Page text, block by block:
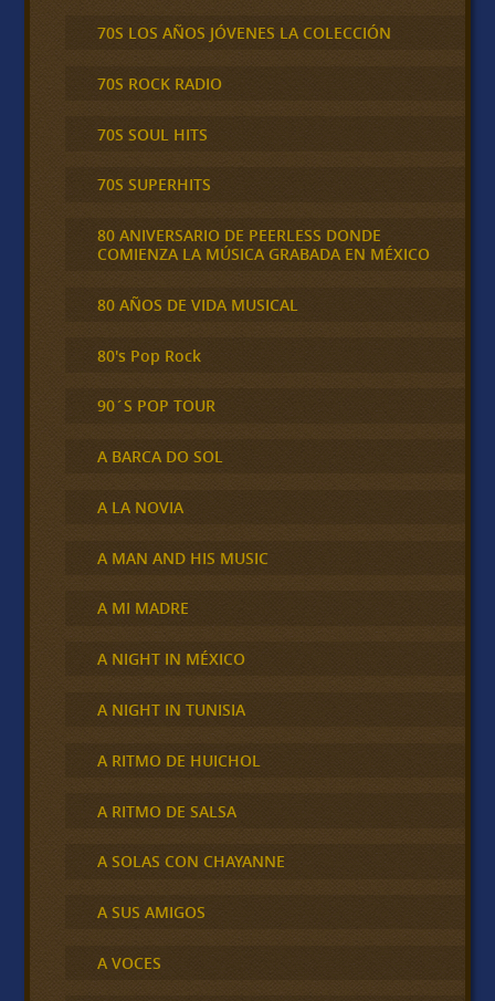
70S LOS AÑOS JÓVENES LA COLECCIÓN
70S ROCK RADIO
70S SOUL HITS
70S SUPERHITS
80 ANIVERSARIO DE PEERLESS DONDE
COMIENZA LA MÚSICA GRABADA EN MÉXICO
80 AÑOS DE VIDA MUSICAL
80's Pop Rock
90´S POP TOUR
A BARCA DO SOL
A LA NOVIA
A MAN AND HIS MUSIC
A MI MADRE
A NIGHT IN MÉXICO
A NIGHT IN TUNISIA
A RITMO DE HUICHOL
A RITMO DE SALSA
A SOLAS CON CHAYANNE
A SUS AMIGOS
A VOCES